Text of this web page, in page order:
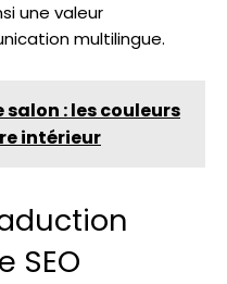
une valeur
multilingue.
: les couleurs
intérieur
SEO